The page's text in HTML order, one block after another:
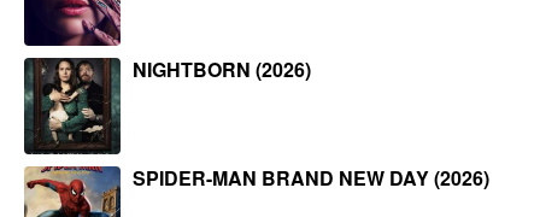
NIGHTBORN (2026)
SPIDER-MAN BRAND NEW DAY (2026)